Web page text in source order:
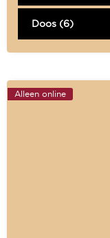
Doos (6)
Alleen online